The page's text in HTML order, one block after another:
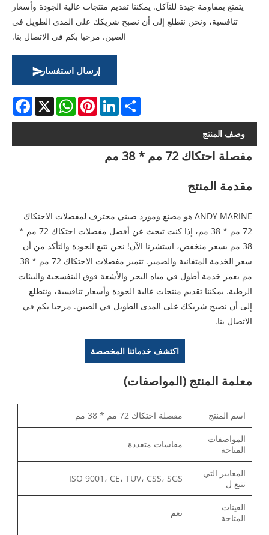
يتمتع بمقاومة جيدة للتآكل. يمكننا تقديم منتجات عالية الجودة وأسعار
تنافسية، ونحن نتطلع إلى أن نصبح شريكك على المدى الطويل في
الصين. مرحبا بكم في الاتصال بنا.
إرسال استفسار
X
WhatsAppPinterestLinkedInShare
وصف المنتج
مفصلة احتكاك 72 مم * 38 مم
مقدمة المنتج
ANDY MARINE هو مصنع ومورد صيني محترف لمفصلات الاحتكاك
72 مم * 38 مم، إذا كنت تبحث عن أفضل مفصلات احتكاك 72 مم *
38 مم بسعر منخفض، استشرنا الآن! نحن نتبع الجودة والتأكد من أن
سعر الخدمة المتفانية والضمير. تتميز مفصلات الاحتكاك 72 مم * 38
مم بعمر خدمة أطول في مياه البحر والأشعة فوق البنفسجية والبيئات
الرطبة. يمكننا تقديم منتجات عالية الجودة وأسعار تنافسية، ونتطلع
إلى أن نصبح شريكك على المدى الطويل في الصين. مرحبا بكم في
الاتصال بنا.
اكتشف خدماتنا المخصصة
معلمة المنتج (المواصفات)
اسم المنتج مفصلة احتكاك 72 مم * 38 مم
المواصفات
المتاحة
مقاسات متعددة
المعايير التي
تتبع ل
ISO 9001، CE، TUV، CSS، SGS
العينات
المتاحة
نعم